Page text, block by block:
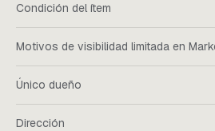
Condición del ítem
Motivos de visibilidad limitada en
Único dueño
Dirección